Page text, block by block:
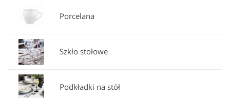
estetyczne wyposażenie jadalni lub kąciku jadalnianego w
domu jest bardzo ważne. W dużym stopniu ma ono wpływ na
do zapoznania się z ofertą naszego sklepu internetowego. W
asortymencie amart.pl dostępne są sztućce, naczynia
porcelanowe, szklane, z tworzywa sztucznego, a także
ekskluzywne dekoracje. Jeśli interesują Cię inspiracje do
jadalni, zachęcamy do zapoznania się z naszą aktualną ofertą.
Przekonaj się, że praktyczne przedmioty codziennego użytku
Porcelana
Szkło stołowe
Podkładki na stół